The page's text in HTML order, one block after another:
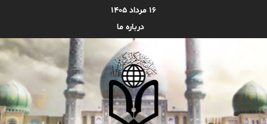
۱۶ مرداد ۱۴۰۵
درباره ما